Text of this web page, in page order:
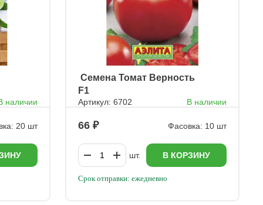
наличии
20 шт
ㅤ Семена Томат Верность
F1
Артикул: 6702 В наличии
66 Фасовка: 10 шт
шт. В КОРЗИНУ
Срок отправки: ежедневно